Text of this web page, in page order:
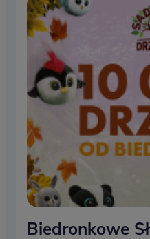
Biedronkowe